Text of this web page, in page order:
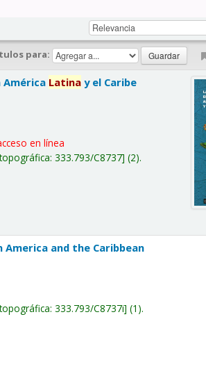
para:
América Latina y el Caribe
en línea
333.793/C8737 (2).
and the Caribbean
333.793/C8737i (1).